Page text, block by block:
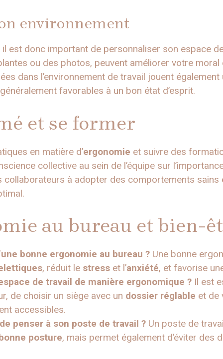
environnement
il est donc important de personnaliser son espace
ou des photos, peuvent améliorer votre
dans l’environnement de travail jouent
favorables à un bon état d’esprit.
et se former
en matière d’ergonomie et suivre des
collective au sein de l’équipe sur
collaborateurs à adopter des comportements sains
au bureau et bien-
bonne ergonomie au bureau ? Une bonne
, réduit le stress et l’anxiété, et favorise
de travail de manière ergonomique ? Il est
de choisir un siège avec un dossier réglable et de
accessibles.
penser à son poste de travail ? Un poste de
posture, mais permet également d’éviter des